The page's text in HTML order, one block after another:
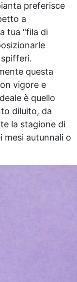
preferisce
a
tua “fila di
questa
vigore e
è quello
diluito, da
la stagione di
mesi autunnali o